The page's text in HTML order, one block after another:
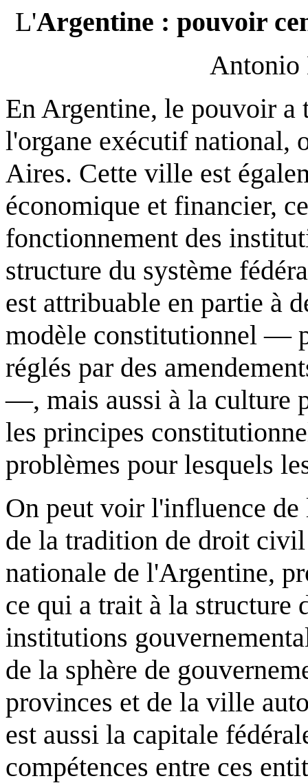
L'Argentine : pouvoir
Antonio
En Argentine, le pouvoir a
l'organe exécutif national,
Aires. Cette ville est
économique et financier,
fonctionnement des
structure du système
est attribuable en partie à
modèle constitutionnel —
réglés par des
—, mais aussi à la culture
les principes
problèmes pour lesquels
On peut voir l'influence
de la tradition de droit
nationale de l'Argentine,
ce qui a trait à la structure
institutions
de la sphère de
provinces et de la ville
est aussi la capitale
compétences entre ces